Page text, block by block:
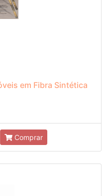
em Fibra Sintética
Comprar